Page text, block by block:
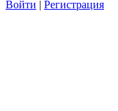
Войти | Регистрация